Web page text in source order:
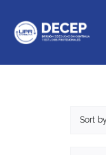
content
Sort by